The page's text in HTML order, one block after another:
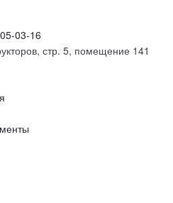
03-16
стр. 5, помещение 141